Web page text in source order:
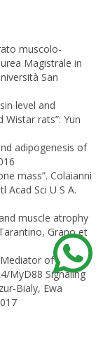
muscolo-
Magistrale in
San
level and
rats”: Yun
adipogenesis of
mass”. Colaianni
Acad Sci U S A.
muscle atrophy
Grano et
of
MyD88 Signaling
Bialy, Ewa